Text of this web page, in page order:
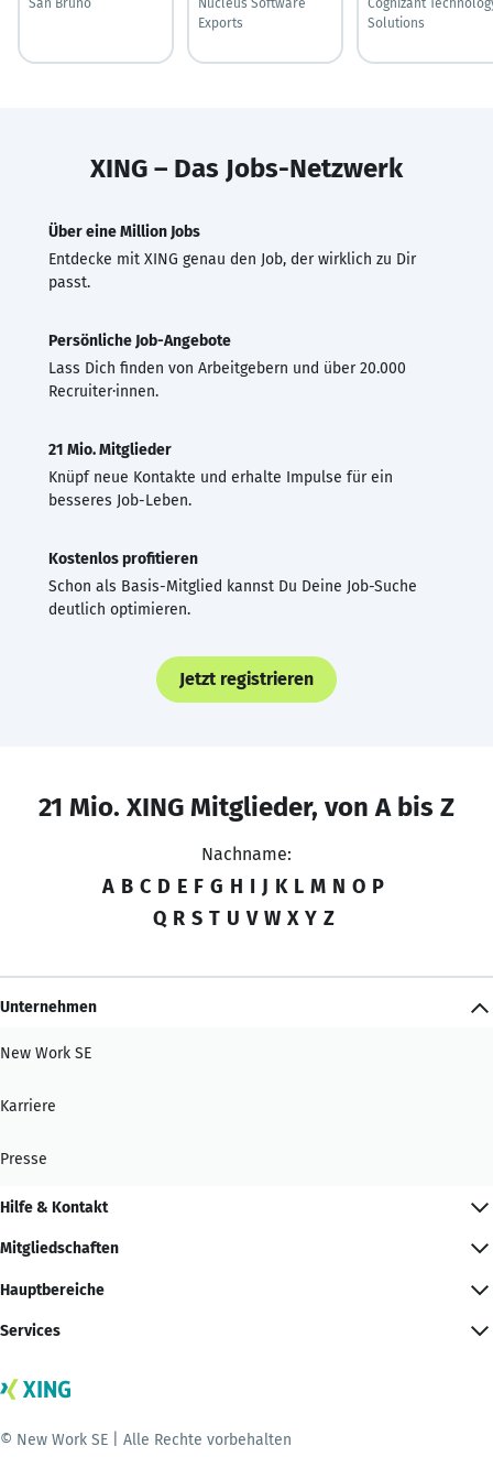
Exports
Solutions
XING – Das Jobs-Netzwerk
Über eine Million Jobs
Entdecke mit XING genau den Job, der wirklich zu Dir
passt.
Persönliche Job-Angebote
Lass Dich finden von Arbeitgebern und über 20.000
Recruiter·innen.
21 Mio. Mitglieder
Knüpf neue Kontakte und erhalte Impulse für ein
besseres Job-Leben.
Kostenlos profitieren
Schon als Basis-Mitglied kannst Du Deine Job-Suche
deutlich optimieren.
Jetzt registrieren
21 Mio. XING Mitglieder, von A bis Z
Nachname:
A B C D E F G H I J K L M N O P
Q R S T U V W X Y Z
Unternehmen
New Work SE
Karriere
Presse
Hilfe & Kontakt
Mitgliedschaften
Hauptbereiche
Services
© New Work SE | Alle Rechte vorbehalten